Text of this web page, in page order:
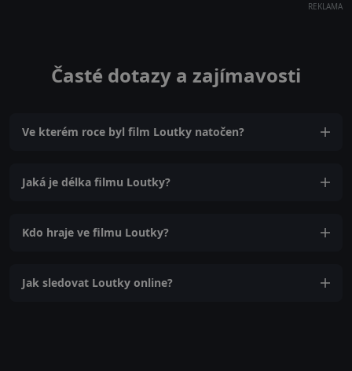
REKLAMA
Časté dotazy a zajímavosti
Ve kterém roce byl film Loutky natočen?
Jaká je délka filmu Loutky?
Kdo hraje ve filmu Loutky?
Jak sledovat Loutky online?